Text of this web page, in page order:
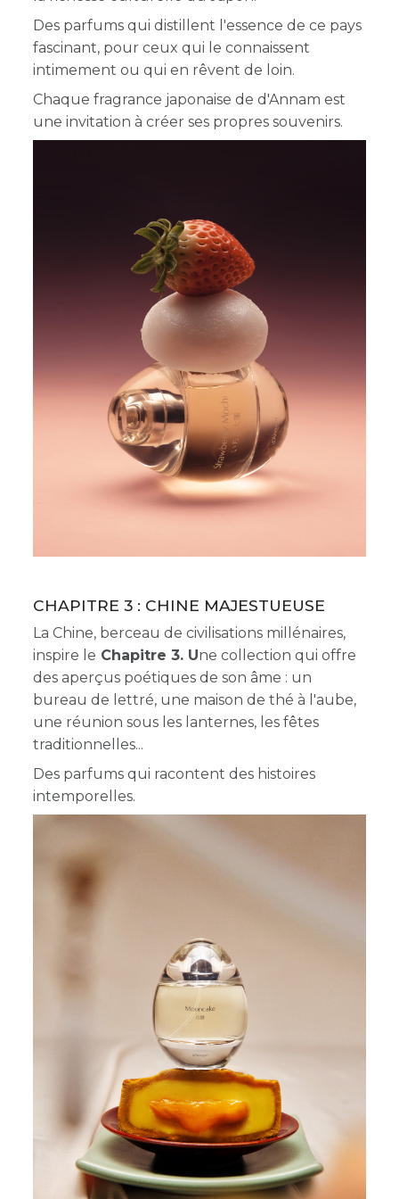
Des parfums qui distillent l'essence de ce pays
fascinant, pour ceux qui le connaissent
intimement ou qui en rêvent de loin.
Chaque fragrance japonaise de d'Annam est
une invitation à créer ses propres souvenirs.
CHAPITRE 3 : CHINE MAJESTUEUSE
La Chine, berceau de civilisations millénaires,
inspire le Chapitre 3. Une collection qui offre
des aperçus poétiques de son âme : un
bureau de lettré, une maison de thé à l'aube,
une réunion sous les lanternes, les fêtes
traditionnelles...
Des parfums qui racontent des histoires
intemporelles.